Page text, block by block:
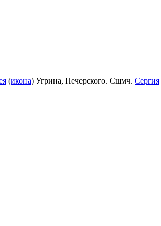
(икона) Угрина, Печерского. Сщмч. Сергия